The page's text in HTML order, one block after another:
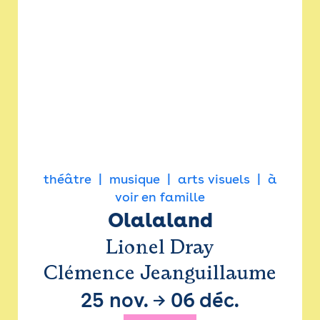
théâtre musique arts visuels
à
voir en famille
Olalaland
Lionel Dray
Clémence Jeanguillaume
25 nov. → 06 déc.